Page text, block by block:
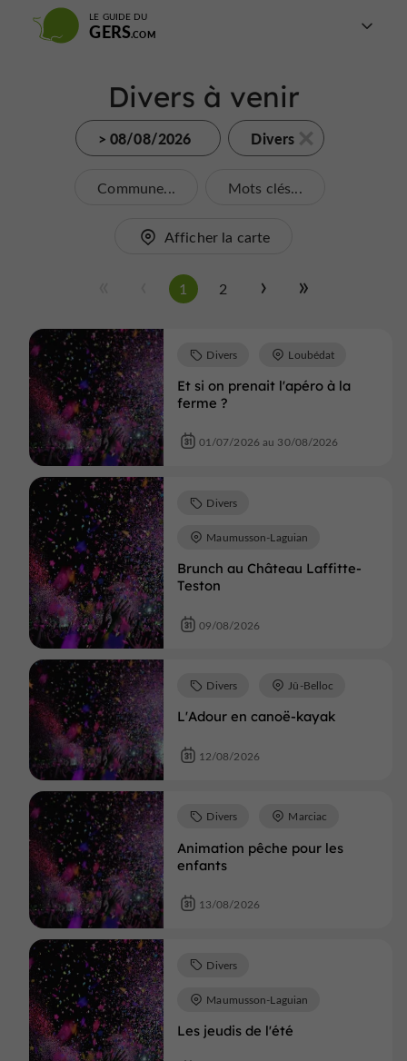
LE GUIDE DU
GERS
Divers à venir
> 08/08/2026 Divers
Commune... Mots clés...
Afficher la carte
1 2
Et si on prenait l'apéro à la
ferme ?
Divers Loubédat
01/07/2026 au 30/08/2026
Brunch au Château Laffitte-
Teston
Divers
Maumusson-Laguian
09/08/2026
L'Adour en canoë-kayak
Divers Jû-Belloc
12/08/2026
Animation pêche pour les
enfants
Divers Marciac
13/08/2026
Les jeudis de l'été
Divers
Maumusson-Laguian